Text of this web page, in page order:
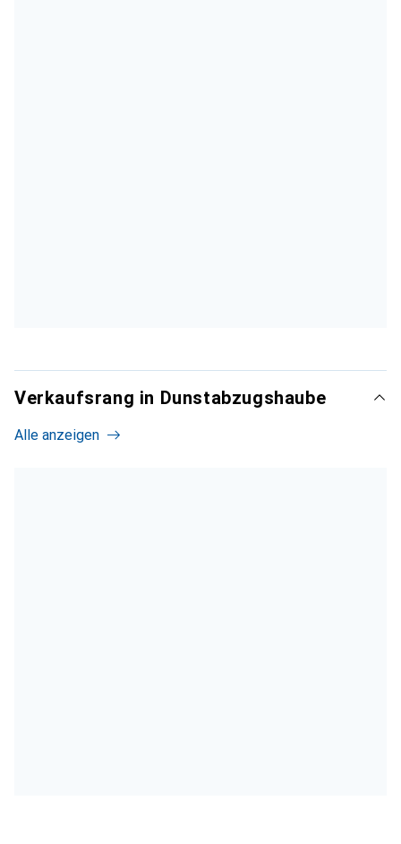
Verkaufsrang in Dunstabzugshaube
Alle anzeigen